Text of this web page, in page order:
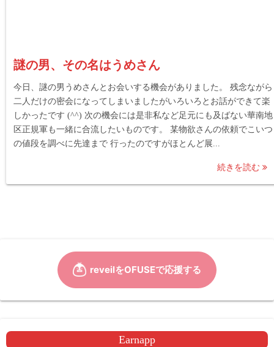
謎の男、その名はうめさん
今日、謎の男うめさんとお会いする機会がありました。 残念ながら
二人だけの密会になってしまいましたがいろいろとお話ができて楽
しかったです (^^) 次の機会には是非私など足元にも及ばない華南地
区正規軍も一緒に合流したいものです。 某物欲さんの依頼でこいつ
の値段を調べに先達まで 行ったのですがほとんど展...
続きを読む
Earnapp